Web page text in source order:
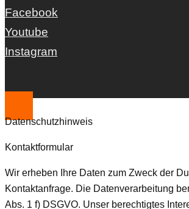
Facebook
Youtube
Instagram
Datenschutzhinweis
Kontaktformular
Wir erheben Ihre Daten zum Zweck der
Kontaktanfrage. Die Datenverarbeitung
Abs. 1 f) DSGVO. Unser berechtigtes